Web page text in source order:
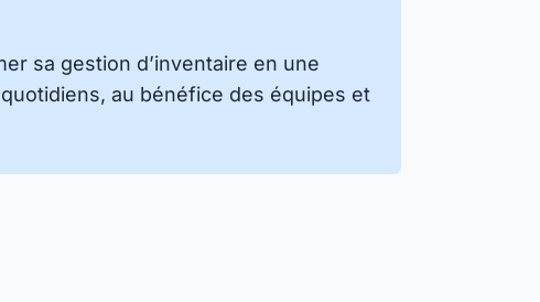
sa gestion d’inventaire en une
au bénéfice des équipes et